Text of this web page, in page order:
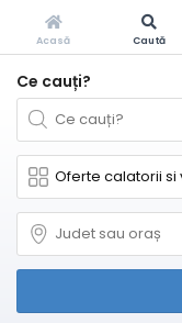
Ce cauți?
Acasă Caută